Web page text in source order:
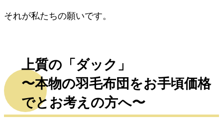
それが私たちの願いです。
上質の「ダック」
〜本物の羽毛布団をお手頃価格
でとお考えの方へ〜